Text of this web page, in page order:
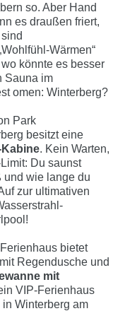
so. Aber Hand
es draußen friert,
Wärmen“
könnte es besser
Sauna im
omen: Winterberg?
Park
besitzt eine
. Kein Warten,
Du saunst
und wie lange du
zur ultimativen
bietet
mit Regendusche und
mit
VIP-Ferienhaus
Winterberg am